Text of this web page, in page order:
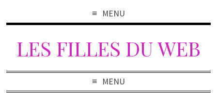
MENU
LES FILLES DU WEB
MENU